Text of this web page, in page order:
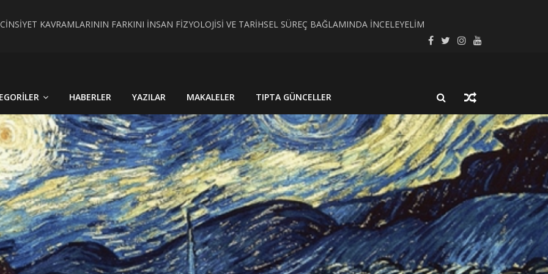
KAVRAMLARININ FARKINI İNSAN FİZYOLOJİSİ VE TARİHSEL SÜREÇ BAĞLAMINDA İNCELEYELİM
HABERLER YAZILAR MAKALELER TIPTA GÜNCELLER